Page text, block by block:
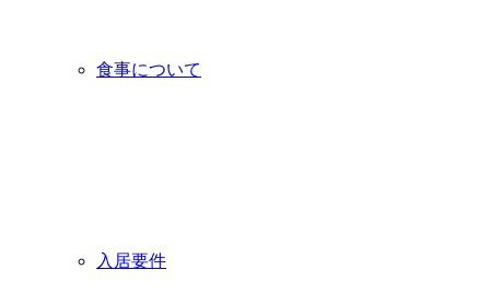
食事について
入居要件